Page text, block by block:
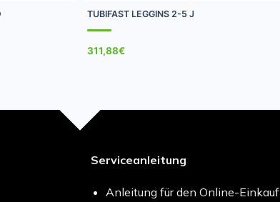
TUBIFAST LEGGINS 2-5 J
311,88€
Serviceanleitung
Anleitung für den Online-Einkauf